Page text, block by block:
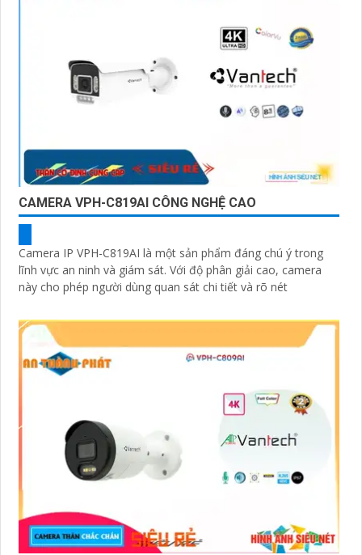
CAMERA VPH-C819AI CÔNG NGHỆ CAO
Camera IP VPH-C819AI là một sản phẩm đáng chú ý trong
lĩnh vực an ninh và giám sát. Với độ phân giải cao, camera
này cho phép người dùng quan sát chi tiết và rõ nét